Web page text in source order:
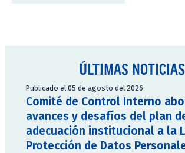
ÚLTIMAS NOTICIAS
Publicado el 05 de agosto del 2026
Comité de Control Interno
avances y desafíos del plan
adecuación institucional a la
Protección de Datos